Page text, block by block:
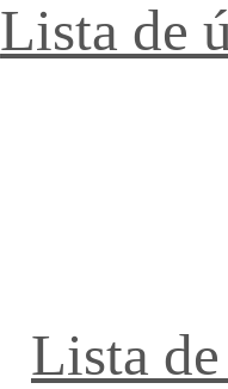
Lista de
Lista